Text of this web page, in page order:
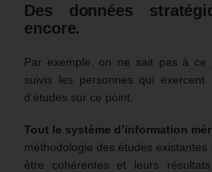
Des données
encore.
Par exemple, on ne sait pas à ce
suivis les personnes qui
d’études sur ce point.
Tout le système d’information
méthodologie des études
être cohérentes et leurs